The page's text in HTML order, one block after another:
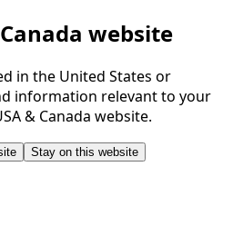
website
in the United States or
information relevant to your
& Canada website.
Stay on this website